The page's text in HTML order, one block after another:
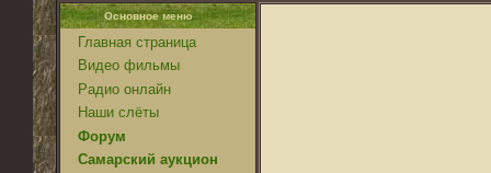
Основное меню
Главная страница
Видео фильмы
Радио онлайн
Наши слёты
Форум
Самарский аукцион